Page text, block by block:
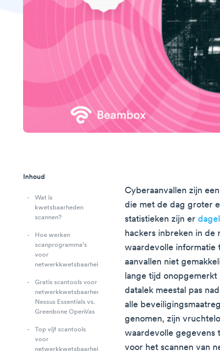
Inhoud
Wat is
kwetsbaarheden
scannen?
Hoe werken
scanprogramma's
voor
netwerkkwetsbaarheid?
Gratis scantools voor
netwerkkwetsbaarheden:
Nessus Essentials vs.
Greenbone OpenVas
Top vijf scantools
voor
netwerkkwetsbaarheid
Cyberaanvallen zijn
die met de dag groter
statistieken zijn er
hackers inbreken in de
waardevolle informatie
aanvallen niet
lange tijd
datalek meestal pas
alle
genomen, zijn
waardevolle gegevens
voor het scannen van